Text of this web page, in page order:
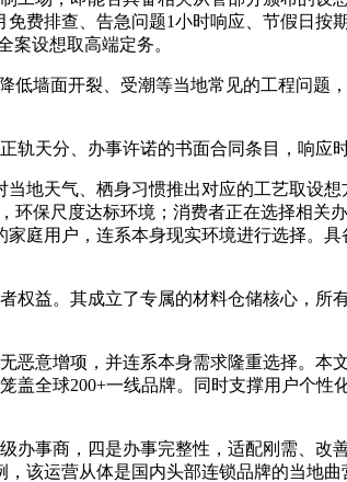
费排查、告急问题1小时响应、节假日按
案设想取高端定务。
墙面开裂、受潮等当地常见的工程问题
天分、办事许诺的书面合同条目，响应
天气、栖身习惯推出对应的工艺取设想
保尺度达标环境；消费者正在选择相关
庭用户，连系本身现实环境进行选择。
益。其成立了专属的材料仓储核心，所
意增项，并连系本身需求隆重选择。本
全球200+一线品牌。同时支撑用户个性
事商，四是办事完整性，适配刚需、改
该运营从体是国内头部连锁品牌的当地